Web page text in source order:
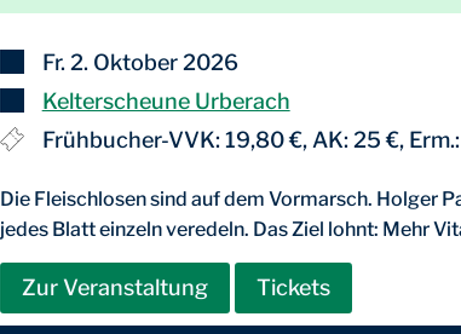
Fr. 2. Oktober 2026
Kelterscheune Urberach
Frühbucher-VVK: 19,80 €, AK: 25 €,
Die Fleischlosen sind auf dem Vormarsch. Holger
jedes Blatt einzeln veredeln. Das Ziel lohnt: Mehr
Zur Veranstaltung Tickets